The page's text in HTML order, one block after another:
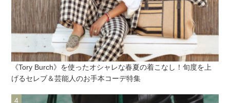
《Tory Burch》を使ったオシャレな春夏の着こなし！旬度を上
げるセレブ＆芸能人のお手本コーデ特集